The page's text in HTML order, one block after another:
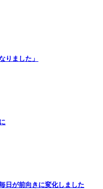
りました」
日が前向きに変化しました